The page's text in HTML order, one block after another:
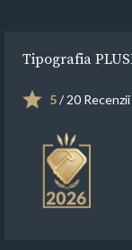
Tipografia
5/ 20 Recenzii